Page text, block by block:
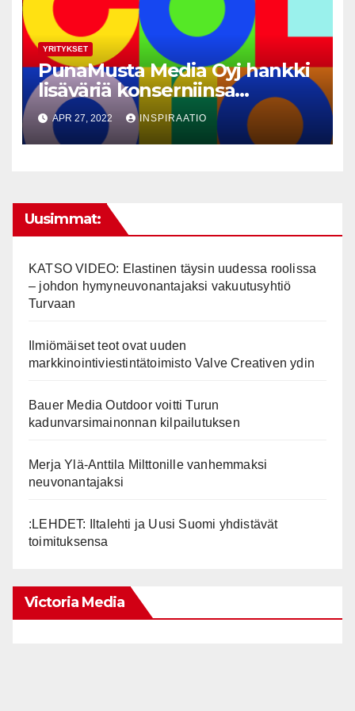
YRITYKSET
PunaMusta Media Oyj hankki
lisäväriä konserniinsa
ostamalla
näkyvyysratkaisujen osaaja
Coloron
APR 27, 2022 INSPIRAATIO
Uusimmat:
KATSO VIDEO: Elastinen täysin uudessa roolissa
– johdon hymyneuvonantajaksi vakuutusyhtiö
Turvaan
Ilmiömäiset teot ovat uuden
markkinointiviestintätoimisto Valve Creativen ydin
Bauer Media Outdoor voitti Turun
kadunvarsimainonnan kilpailutuksen
Merja Ylä-Anttila Milttonille vanhemmaksi
neuvonantajaksi
:LEHDET: Iltalehti ja Uusi Suomi yhdistävät
toimituksensa
Victoria Media